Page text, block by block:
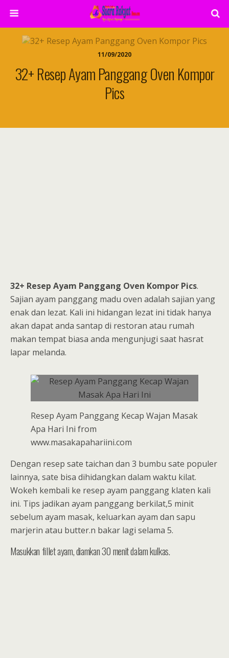
11/09/2020
32+ Resep Ayam Panggang Oven Kompor
Pics
32+ Resep Ayam Panggang Oven Kompor Pics.
Sajian ayam panggang madu oven adalah sajian yang
enak dan lezat. Kali ini hidangan lezat ini tidak hanya
akan dapat anda santap di restoran atau rumah
makan tempat biasa anda mengunjugi saat hasrat
lapar melanda.
Resep Ayam Panggang Kecap Wajan Masak
Apa Hari Ini from
www.masakapahariini.com
Dengan resep sate taichan dan 3 bumbu sate populer
lainnya, sate bisa dihidangkan dalam waktu kilat.
Wokeh kembali ke resep ayam panggang klaten kali
ini. Tips jadikan ayam panggang berkilat,5 minit
sebelum ayam masak, keluarkan ayam dan sapu
marjerin atau butter.n bakar lagi selama 5.
Masukkan fillet ayam, diamkan 30 menit dalam kulkas.